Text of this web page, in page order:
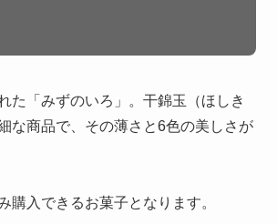
た「みずのいろ」。干錦玉（ほしき
な商品で、その薄さと6色の美しさが
入できるお菓子となります。